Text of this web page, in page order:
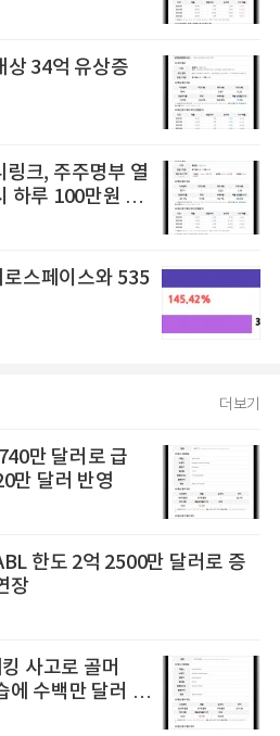
상 34억 유상증
링크, 주주명부 열
하루 100만원 청
스페이스와 535
더보기
만 달러로 급
만 달러 반영
한도 2억 2500만 달러로 증
장
사고로 골머
에 수백만 달러 지